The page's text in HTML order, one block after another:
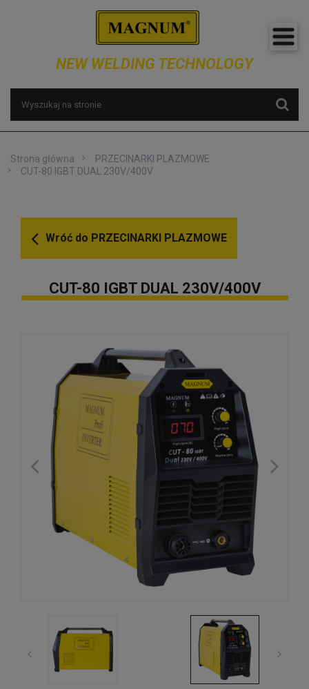
NEW WELDING TECHNOLOGY
Strona główna
PRZECINARKI PLAZMOWE
CUT-80 IGBT DUAL 230V/400V
Wróć do PRZECINARKI PLAZMOWE
CUT-80 IGBT DUAL 230V/400V